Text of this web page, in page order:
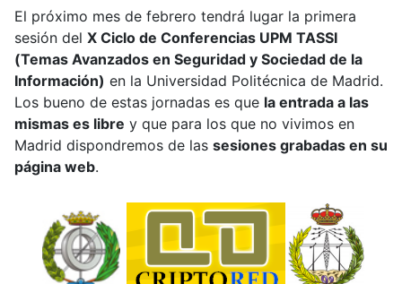
El próximo mes de febrero tendrá lugar la primera
sesión del X Ciclo de Conferencias UPM TASSI
(Temas Avanzados en Seguridad y Sociedad de la
Información) en la Universidad Politécnica de Madrid.
Los bueno de estas jornadas es que la entrada a las
mismas es libre y que para los que no vivimos en
Madrid dispondremos de las sesiones grabadas en su
página web.